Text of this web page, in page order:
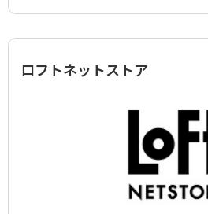
ロフトネットストア